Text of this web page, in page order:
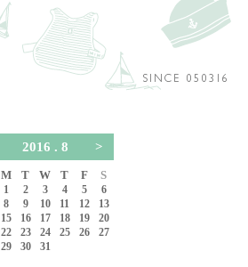
2016 . 8 >
M T W T F S
1 2 3 4 5
6
8 9 10 11 12
13
15 16 17 18 19
20
22 23 24 25 26
27
29 30 31